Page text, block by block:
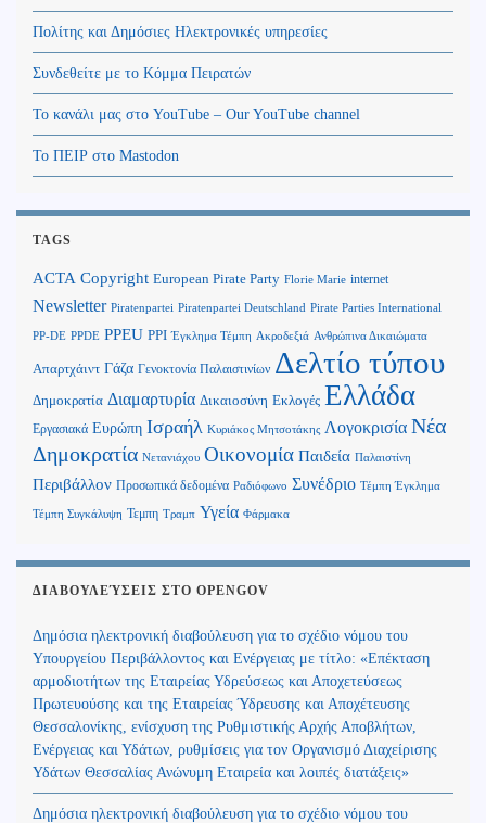
Πολίτης και Δημόσιες Ηλεκτρονικές υπηρεσίες
Συνδεθείτε με το Κόμμα Πειρατών
Το κανάλι μας στο YouTube – Our YouTube channel
Το ΠΕΙΡ στο Mastodon
TAGS
ACTA Copyright European Pirate Party Florie Marie internet
Newsletter Piratenpartei Piratenpartei Deutschland Pirate Parties International
PP-DE PPDE PPEU PPI Έγκλημα Τέμπη Ακροδεξιά Ανθρώπινα Δικαιώματα
Απαρτχάιντ Γάζα Γενοκτονία Παλαιστινίων Δελτίο τύπου
Δημοκρατία Διαμαρτυρία Δικαιοσύνη Εκλογές Ελλάδα
Εργασιακά Ευρώπη Ισραήλ Κυριάκος Μητσοτάκης Λογοκρισία Νέα
Δημοκρατία Νετανιάχου Οικονομία Παιδεία Παλαιστίνη
Περιβάλλον Προσωπικά δεδομένα Ραδιόφωνο Συνέδριο Τέμπη Έγκλημα
Τέμπη Συγκάλυψη Τεμπη Τραμπ Υγεία Φάρμακα
ΔΙΑΒΟΥΛΕΎΣΕΙΣ ΣΤΟ OPENGOV
Δημόσια ηλεκτρονική διαβούλευση για το σχέδιο νόμου του
Υπουργείου Περιβάλλοντος και Ενέργειας με τίτλο: «Επέκταση
αρμοδιοτήτων της Εταιρείας Υδρεύσεως και Αποχετεύσεως
Πρωτευούσης και της Εταιρείας Ύδρευσης και Αποχέτευσης
Θεσσαλονίκης, ενίσχυση της Ρυθμιστικής Αρχής Αποβλήτων,
Ενέργειας και Υδάτων, ρυθμίσεις για τον Οργανισμό Διαχείρισης
Υδάτων Θεσσαλίας Ανώνυμη Εταιρεία και λοιπές διατάξεις»
Δημόσια ηλεκτρονική διαβούλευση για το σχέδιο νόμου του